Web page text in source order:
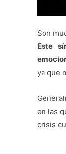
Son
Este
ya que
en las
crisis